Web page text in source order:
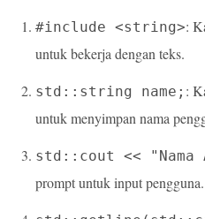
#include <string>:
untuk bekerja dengan teks.
std::string name; :
untuk menyimpan nama
std::cout << "Nama
prompt untuk input pengguna.